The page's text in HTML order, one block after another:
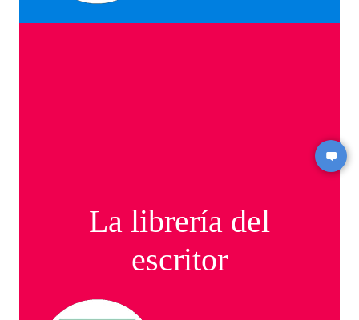
La librería del
escritor